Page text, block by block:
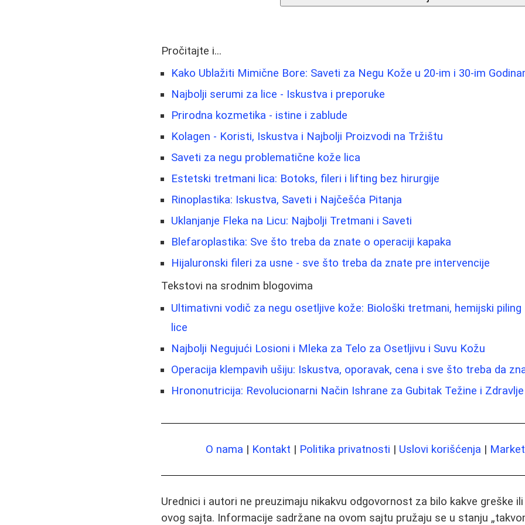
Pročitajte i...
Kako Ublažiti Mimične Bore: Saveti za Negu Kože u 20-im i 30-im
Najbolji serumi za lice - Iskustva i preporuke
Prirodna kozmetika - istine i zablude
Kolagen - Koristi, Iskustva i Najbolji Proizvodi na Tržištu
Saveti za negu problematične kože lica
Estetski tretmani lica: Botoks, fileri i lifting bez hirurgije
Rinoplastika: Iskustva, Saveti i Najčešća Pitanja
Uklanjanje Fleka na Licu: Najbolji Tretmani i Saveti
Blefaroplastika: Sve što treba da znate o operaciji kapaka
Hijaluronski fileri za usne - sve što treba da znate pre intervencije
Tekstovi na srodnim blogovima
Ultimativni vodič za negu osetljive kože: Biološki tretmani, hemijski
lice
Najbolji Negujući Losioni i Mleka za Telo za Osetljivu i Suvu Kožu
Operacija klempavih ušiju: Iskustva, oporavak, cena i sve što treba da
Hrononutricija: Revolucionarni Način Ishrane za Gubitak Težine i Zdravlje
O nama | Kontakt | Politika privatnosti | Uslovi korišćenja |
Urednici i autori ne preuzimaju nikakvu odgovornost za bilo kakve greške
ovog sajta. Informacije sadržane na ovom sajtu pružaju se u stanju